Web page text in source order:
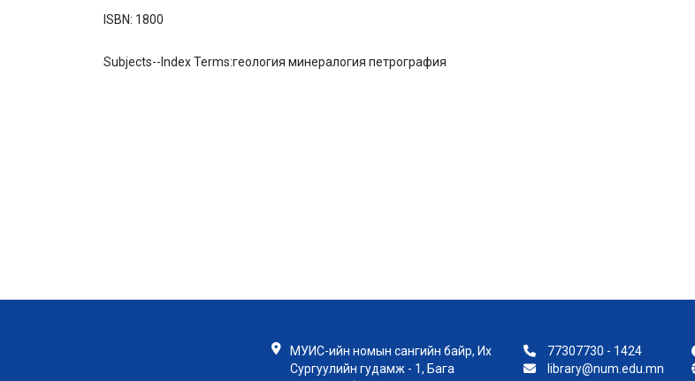
ISBN: 1800
Subjects--Index Terms:геология минералогия петрография
МУИС-ийн номын сангийн байр, Их
Сургуулийн гудамж - 1, Бага
77307730 - 1424
library@num.edu.mn